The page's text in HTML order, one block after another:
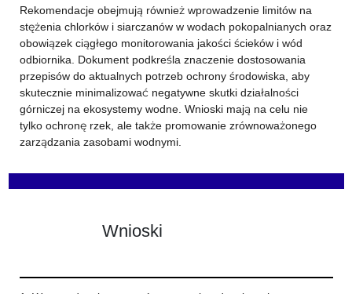
Rekomendacje obejmują również wprowadzenie limitów na
stężenia chlorków i siarczanów w wodach pokopalnianych oraz
obowiązek ciągłego monitorowania jakości ścieków i wód
odbiornika. Dokument podkreśla znaczenie dostosowania
przepisów do aktualnych potrzeb ochrony środowiska, aby
skutecznie minimalizować negatywne skutki działalności
górniczej na ekosystemy wodne. Wnioski mają na celu nie
tylko ochronę rzek, ale także promowanie zrównoważonego
zarządzania zasobami wodnymi.
Wnioski